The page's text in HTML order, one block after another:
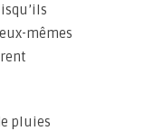
mêmes
pluies